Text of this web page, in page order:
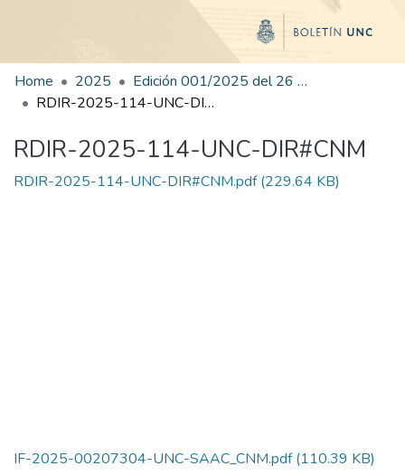
Home 2025
Edición 001/2025 del 26 de mayo de 2025
RDIR-2025-114-UNC-DIR#CNM
RDIR-2025-114-UNC-DIR#CNM
RDIR-2025-114-UNC-DIR#CNM.pdf(229.64 KB)
IF-2025-00207304-UNC-SAAC_CNM.pdf(110.39 KB)